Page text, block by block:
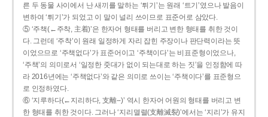
른 두 동물 사이에서 난 새끼를 말하는 ‘튀기’는 원래 ‘트기’였으나 발음이
변하여 ‘튀기’가 되었고 이 말이 널리 쓰이므로 표준어로 삼았다.
⑤ ‘주책(←주착, 主着)’은 한자어 형태를 버리고 변한 형태를 취한 것이
다. 그런데 ‘주착’이 원래 일정하게 자리 잡힌 주장이나 판단력이라는 뜻
이었으므로 ‘주책없다’가 표준어이고 ‘주책이다’는 비표준형이었으나,
‘주책’의 의미로서 ‘일정한 줏대가 없이 되는대로 하는 짓’을 인정함에 따
라 2016년에는 ‘주책없다’와 같은 의미로 쓰이는 ‘주책이다’를 표준형으
로 인정하였다.
⑥ ‘지루하다(←지리하다, 支離--)’ 역시 한자어 어원의 형태를 버리고 변
한 형태를 취한 것이다. 그러나 ‘지리멸렬(支離滅裂)’에서는 ‘지리’가 유지